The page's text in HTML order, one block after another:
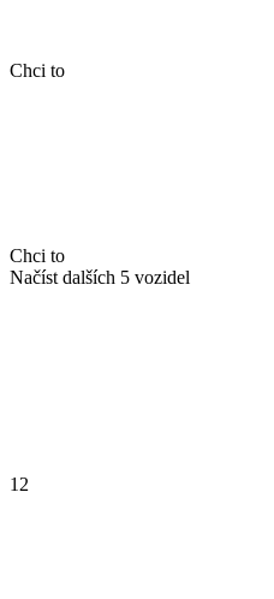
Chci to
Chci to
Načíst dalších 5 vozidel
1 2